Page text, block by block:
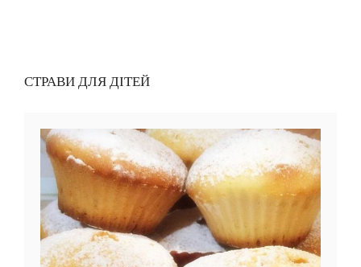
СТРАВИ ДЛЯ ДІТЕЙ